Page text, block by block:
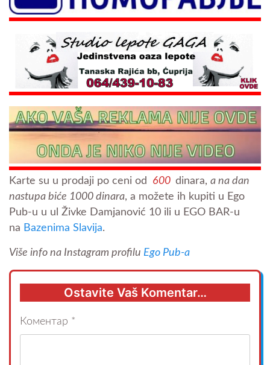
Karte su u prodaji po ceni od 600 dinara,a na dan
nastupa biće 1000 dinara, a možete ih kupiti u Ego
Pub-u u ul Živke Damjanović 10 ili u EGO BAR-u
na Bazenima Slavija.
Više info na Instagram profilu Ego Pub-a
Ostavite Vaš Komentar…
Коментар *